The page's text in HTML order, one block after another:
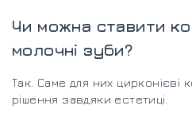
Чи можна ставити
молочні зуби?
Так. Саме для них цирконієві
рішення завдяки естетиці.